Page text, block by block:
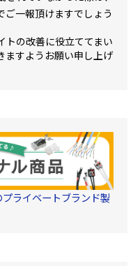
ドケース仕様 ●落
衝撃から爪を守る
正移動爪 ●ショッ
ソーバー付 ●強力
磁石を爪に装着、
トラップ付 ・落下
ルトホルダー付、
け可能 ベルトサ
60mm以内／厚み
以内 ・爪飛び防止
テクター付 ・磁石
様 ・磁石付本体
ご一報頂けますでしょう
トの改善に役立ててまい
ますようお願い申し上げ
ライベートブランド製